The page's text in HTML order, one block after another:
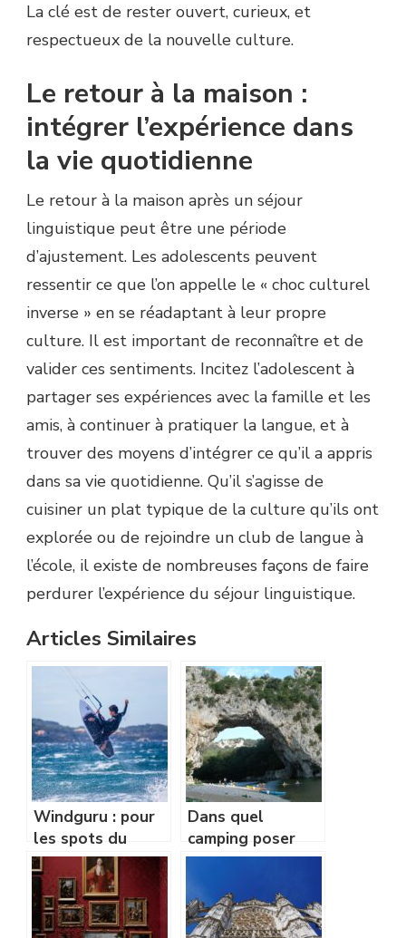
La clé est de rester ouvert, curieux, et
respectueux de la nouvelle culture.
Le retour à la maison :
intégrer l’expérience dans
la vie quotidienne
Le retour à la maison après un séjour
linguistique peut être une période
d’ajustement. Les adolescents peuvent
ressentir ce que l’on appelle le « choc culturel
inverse » en se réadaptant à leur propre
culture. Il est important de reconnaître et de
valider ces sentiments. Incitez l’adolescent à
partager ses expériences avec la famille et les
amis, à continuer à pratiquer la langue, et à
trouver des moyens d’intégrer ce qu’il a appris
dans sa vie quotidienne. Qu’il s’agisse de
cuisiner un plat typique de la culture qu’ils ont
explorée ou de rejoindre un club de langue à
l’école, il existe de nombreuses façons de faire
perdurer l’expérience du séjour linguistique.
Articles Similaires
Windguru : pour
les spots du
monde entier
Dans quel
camping poser
ses valises lors
dans les gorges
en Ardèche?